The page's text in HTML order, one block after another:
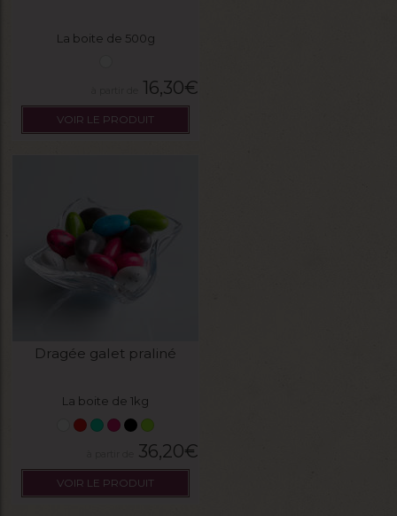
La boite de 500g
16,30€
VOIR LE PRODUIT
Dragée galet praliné
La boite de 1kg
36,20€
VOIR LE PRODUIT